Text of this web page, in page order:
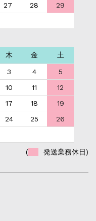
27 28
29
木 金 土
3 4
5
10 11
12
17 18
19
24 25
26
( 発送業務休日)